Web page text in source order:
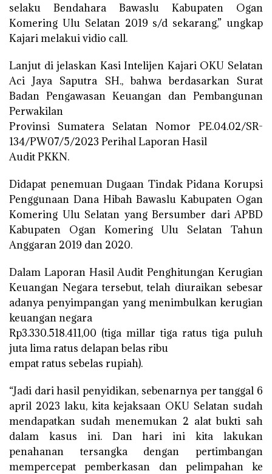
selaku Bendahara Bawaslu Kabupaten Ogan
Komering Ulu Selatan 2019 s/d sekarang,” ungkap
Kajari melakui vidio call.
Lanjut di jelaskan Kasi Intelijen Kajari OKU Selatan
Aci Jaya Saputra SH., bahwa berdasarkan Surat
Badan Pengawasan Keuangan dan Pembangunan
Perwakilan
Provinsi Sumatera Selatan Nomor PE.04.02/SR-
134/PW07/5/2023 Perihal Laporan Hasil
Audit PKKN.
Didapat penemuan Dugaan Tindak Pidana Korupsi
Penggunaan Dana Hibah Bawaslu Kabupaten Ogan
Komering Ulu Selatan yang Bersumber dari APBD
Kabupaten Ogan Komering Ulu Selatan Tahun
Anggaran 2019 dan 2020.
Dalam Laporan Hasil Audit Penghitungan Kerugian
Keuangan Negara tersebut, telah diuraikan sebesar
adanya penyimpangan yang menimbulkan kerugian
keuangan negara
Rp3.330.518.411,00 (tiga millar tiga ratus tiga puluh
juta lima ratus delapan belas ribu
empat ratus sebelas rupiah).
“Jadi dari hasil penyidikan, sebenarnya per tanggal 6
april 2023 laku, kita kejaksaan OKU Selatan sudah
mendapatkan sudah menemukan 2 alat bukti sah
dalam kasus ini. Dan hari ini kita lakukan
penahanan tersangka dengan pertimbangan
mempercepat pemberkasan dan pelimpahan ke